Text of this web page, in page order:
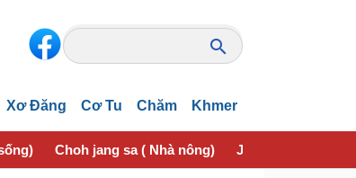
Xơ Đăng Cơ Tu Chăm Khmer
Choh jang sa ( Nhà nông) Jơhngơ̆m pran